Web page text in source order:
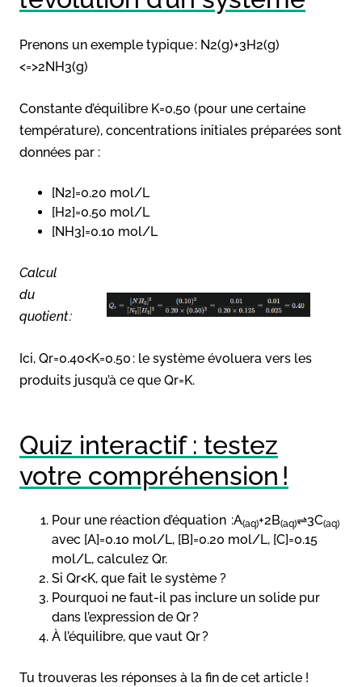
Prenons un exemple typique : N2(g)+3H2(g)
<=>2NH3(g)
Constante d’équilibre K=0,50 (pour une certaine
température), concentrations initiales préparées sont
données par :
[N2]=0.20 mol/L
[H2]=0.50 mol/L
[NH3]=0.10 mol/L
Calcul
du
quotient :
Ici, Qr=0.40<K=0.50 : le système évoluera vers les
produits jusqu’à ce que Qr=K.
Quiz interactif : testez
votre compréhension !
Pour une réaction d’équation :A(aq)+2B(aq)⇌3C(aq)
avec [A]=0.10 mol/L, [B]=0.20 mol/L, [C]=0.15
mol/L, calculez Qr.
Si Qr<K, que fait le système ?
Pourquoi ne faut-il pas inclure un solide pur
dans l’expression de Qr ?
À l’équilibre, que vaut Qr ?
Tu trouveras les réponses à la fin de cet article !